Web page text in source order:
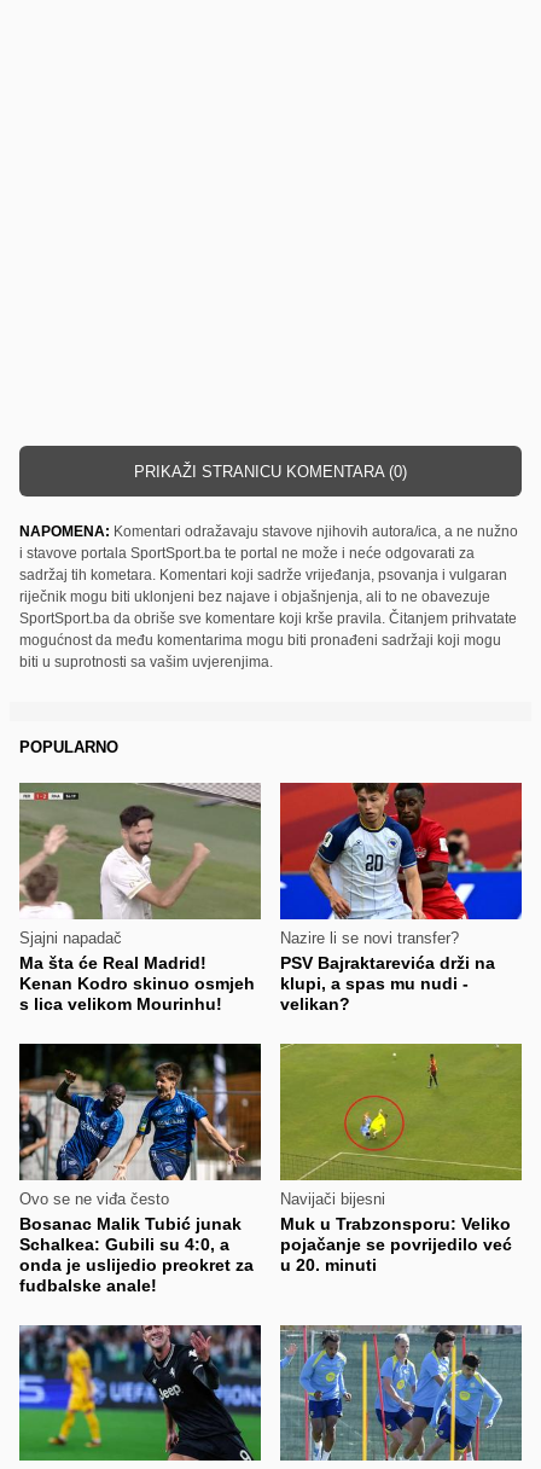
PRIKAŽI STRANICU KOMENTARA (0)
NAPOMENA: Komentari odražavaju stavove njihovih autora/ica, a ne nužno
i stavove portala SportSport.ba te portal ne može i neće odgovarati za
sadržaj tih kometara. Komentari koji sadrže vrijeđanja, psovanja i vulgaran
riječnik mogu biti uklonjeni bez najave i objašnjenja, ali to ne obavezuje
SportSport.ba da obriše sve komentare koji krše pravila. Čitanjem prihvatate
mogućnost da među komentarima mogu biti pronađeni sadržaji koji mogu
biti u suprotnosti sa vašim uvjerenjima.
POPULARNO
Sjajni napadač
Ma šta će Real Madrid!
Kenan Kodro skinuo osmjeh
s lica velikom Mourinhu!
Nazire li se novi transfer?
PSV Bajraktarevića drži na
klupi, a spas mu nudi -
velikan?
Ovo se ne viđa često
Bosanac Malik Tubić junak
Schalkea: Gubili su 4:0, a
onda je uslijedio preokret za
fudbalske anale!
Navijači bijesni
Muk u Trabzonsporu: Veliko
pojačanje se povrijedilo već
u 20. minuti